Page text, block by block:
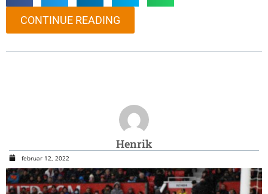
CONTINUE READING
Henrik
februar 12, 2022